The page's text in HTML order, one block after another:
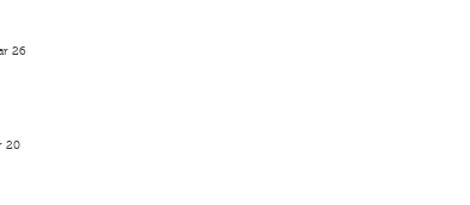
26
20